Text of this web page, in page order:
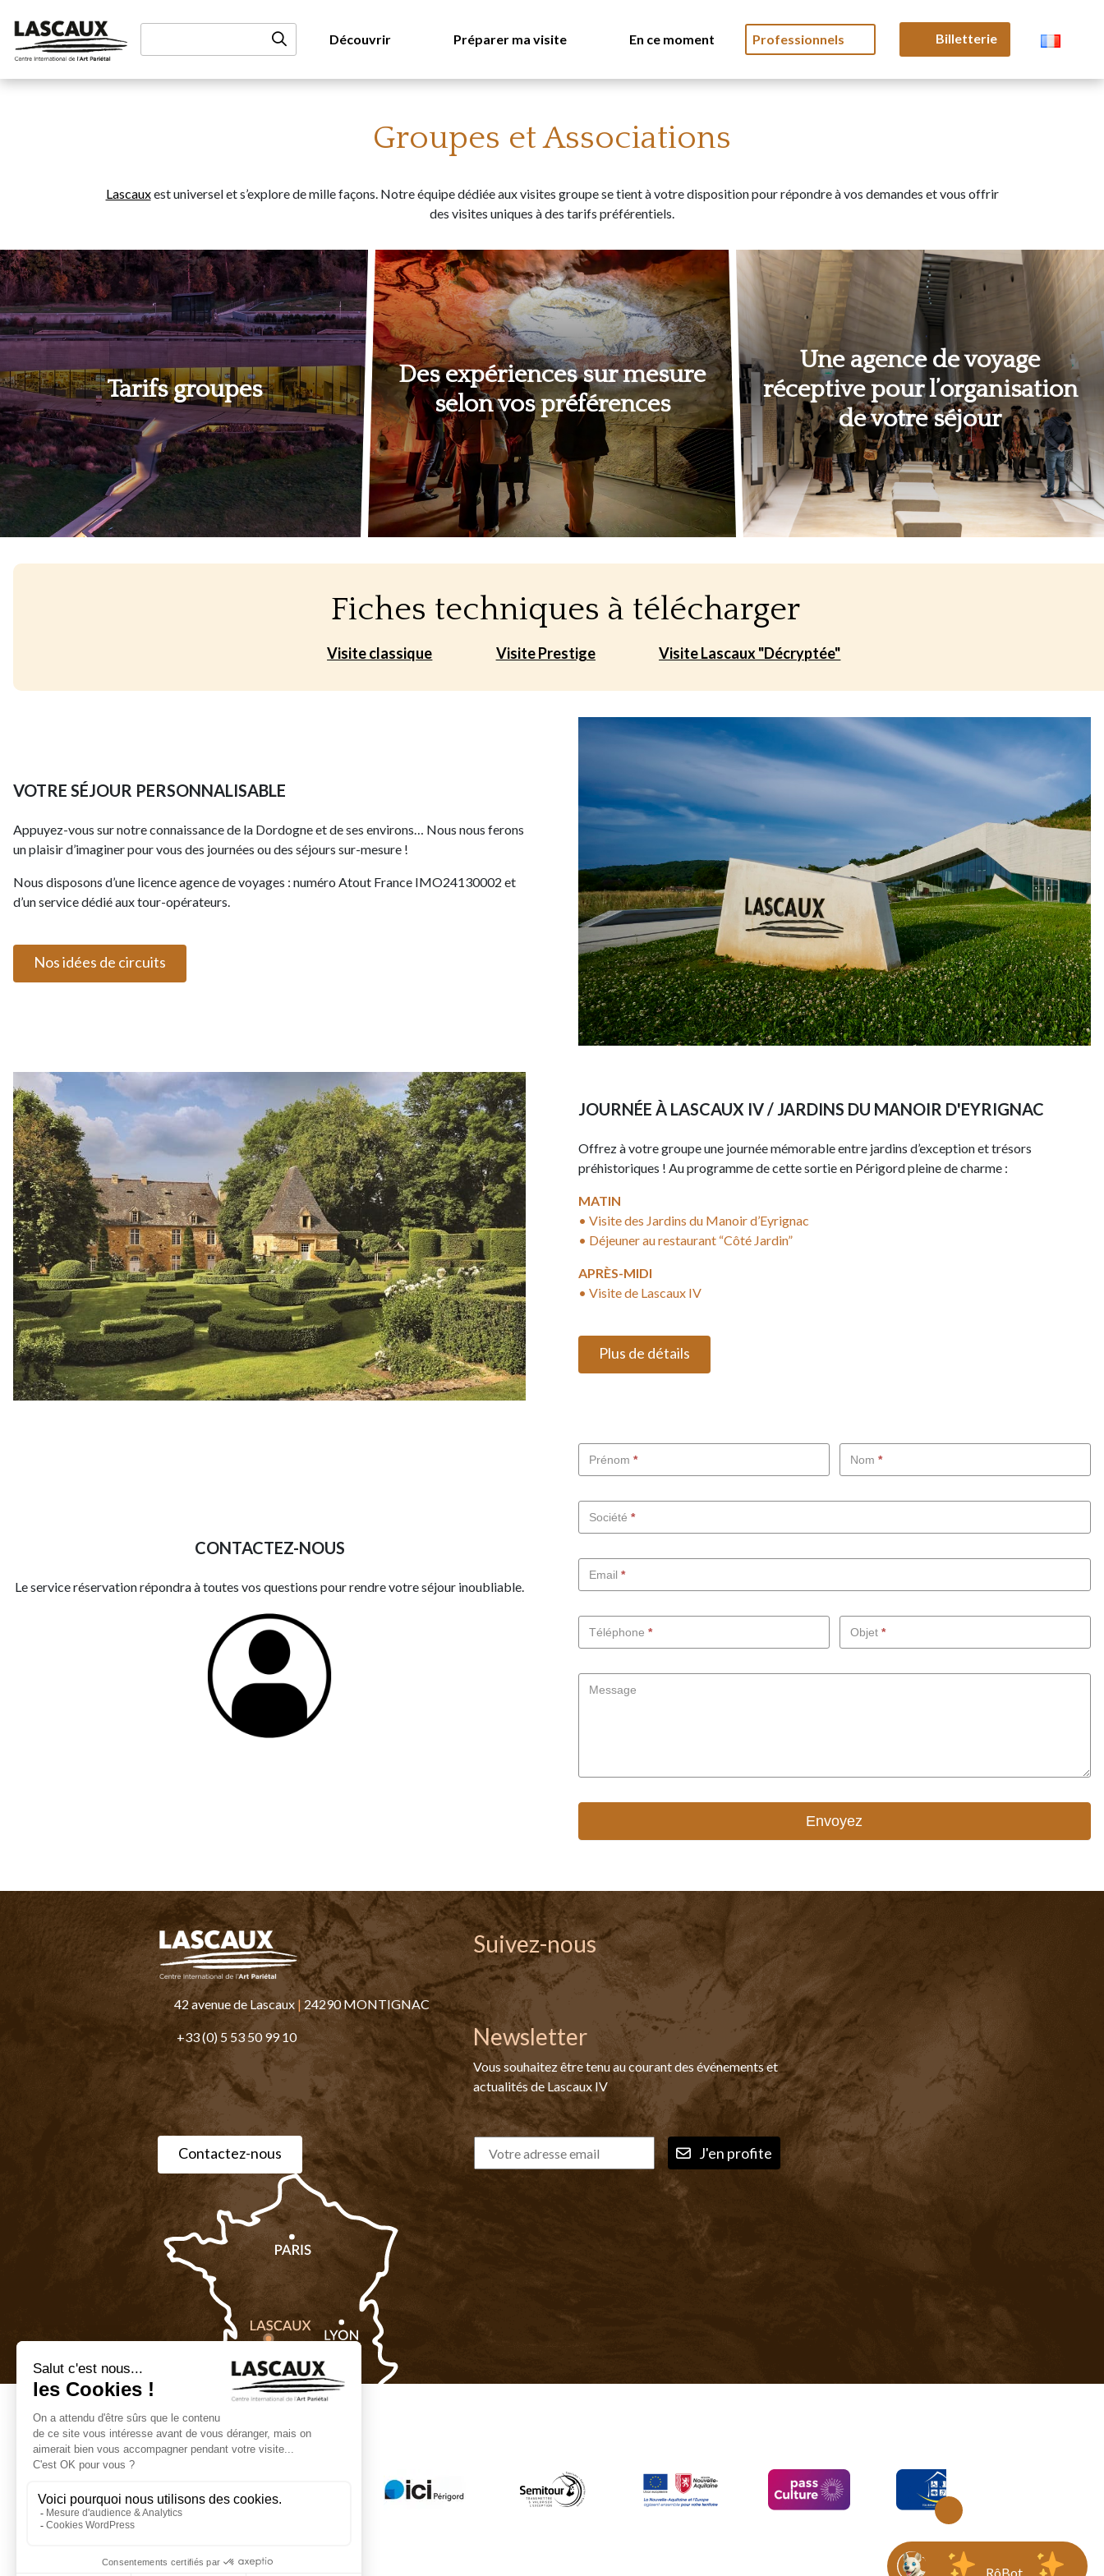
Découvrir
Préparer ma visite En ce moment Professionnels Billetterie
Groupes et Associations
Lascauxest universel et s’explore de mille façons. Notre équipe dédiée aux visites groupe se tient à votre disposition pour répondre à vos demandes et vous offrir
des visites uniques à des tarifs préférentiels.
Tarifs groupes
Des expériences sur mesure
selon vos préférences
Une agence de voyage
réceptive pour l’organisation
de votre séjour
Fiches techniques à télécharger
Visite classique Visite Prestige Visite Lascaux "Décryptée"
VOTRE SÉJOUR PERSONNALISABLE
Appuyez-vous sur notre connaissance de la Dordogne et de ses environs… Nous nous ferons
un plaisir d’imaginer pour vous des journées ou des séjours sur-mesure !
Nous disposons d’une licence agence de voyages : numéro Atout France IMO24130002 et
d’un service dédié aux tour-opérateurs.
Nos idées de circuits
JOURNÉE À LASCAUX IV / JARDINS DU MANOIR D'EYRIGNAC
Offrez à votre groupe une journée mémorable entre jardins d’exception et trésors
préhistoriques ! Au programme de cette sortie en Périgord pleine de charme :
MATIN
• Visite des Jardins du Manoir d’Eyrignac
• Déjeuner au restaurant “Côté Jardin”
APRÈS-MIDI
• Visite de Lascaux IV
Plus de détails
CONTACTEZ-NOUS
Le service réservation répondra à toutes vos questions pour rendre votre séjour inoubliable.
Groupes
-
FR
Prénom * Nom*
Société *
Email *
Téléphone * Objet*
Message
Envoyez
42 avenue de Lascaux | 24290 MONTIGNAC
+33 (0) 5 53 50 99 10
Contactez-nous
Suivez-nous
Newsletter
Vous souhaitez être tenu au courant des événements et
actualités de Lascaux IV
J'en profite
Billetterie
RôBot